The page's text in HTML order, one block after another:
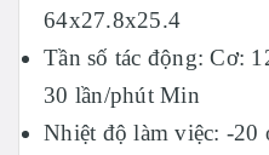
64x27.8x25.4
Tần số tác động: Cơ:
30 lần/phút Min
Nhiệt độ làm việc: -20